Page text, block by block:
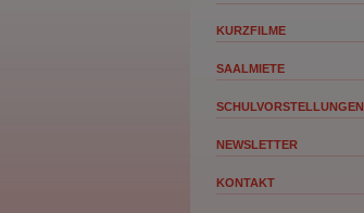
KURZFILME
SAALMIETE
SCHULVORSTELLUNGEN
NEWSLETTER
KONTAKT